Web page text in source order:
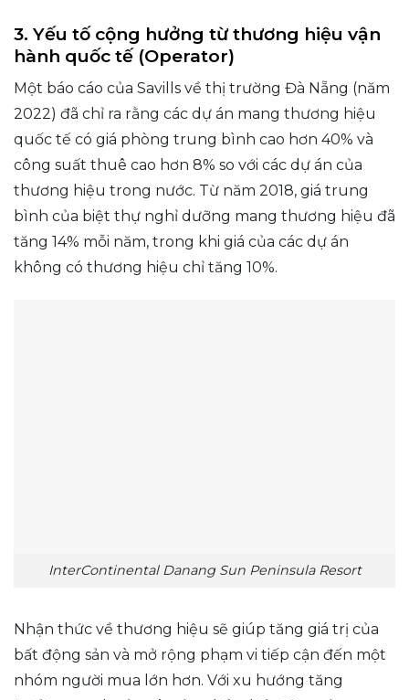
3. Yếu tố cộng hưởng từ thương hiệu vận
hành quốc tế (Operator)
Một báo cáo của Savills về thị trường Đà Nẵng (năm
2022) đã chỉ ra rằng các dự án mang thương hiệu
quốc tế có giá phòng trung bình cao hơn 40% và
công suất thuê cao hơn 8% so với các dự án của
thương hiệu trong nước. Từ năm 2018, giá trung
bình của biệt thự nghỉ dưỡng mang thương hiệu đã
tăng 14% mỗi năm, trong khi giá của các dự án
không có thương hiệu chỉ tăng 10%.
InterContinental Danang Sun Peninsula Resort
Nhận thức về thương hiệu sẽ giúp tăng giá trị của
bất động sản và mở rộng phạm vi tiếp cận đến một
nhóm người mua lớn hơn. Với xu hướng tăng